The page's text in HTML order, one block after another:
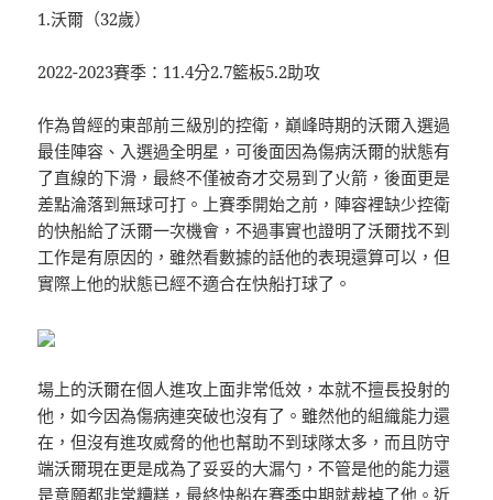
1.沃爾（32歲）
2022-2023賽季：11.4分2.7籃板5.2助攻
作為曾經的東部前三級別的控衛，巔峰時期的沃爾入選過
最佳陣容、入選過全明星，可後面因為傷病沃爾的狀態有
了直線的下滑，最終不僅被奇才交易到了火箭，後面更是
差點淪落到無球可打。上賽季開始之前，陣容裡缺少控衛
的快船給了沃爾一次機會，不過事實也證明了沃爾找不到
工作是有原因的，雖然看數據的話他的表現還算可以，但
實際上他的狀態已經不適合在快船打球了。
場上的沃爾在個人進攻上面非常低效，本就不擅長投射的
他，如今因為傷病連突破也沒有了。雖然他的組織能力還
在，但沒有進攻威脅的他也幫助不到球隊太多，而且防守
端沃爾現在更是成為了妥妥的大漏勺，不管是他的能力還
是意願都非常糟糕，最終快船在賽季中期就裁掉了他。近